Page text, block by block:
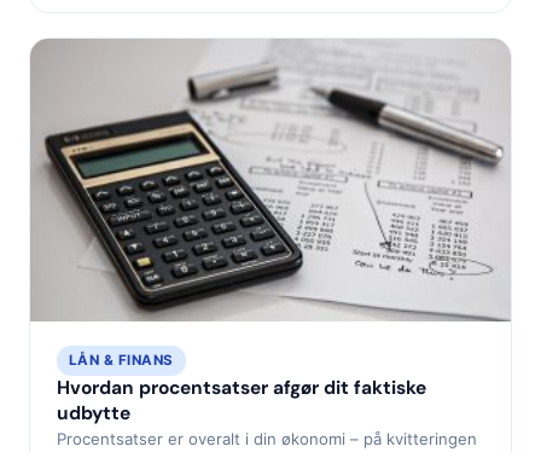
LÅN & FINANS
Hvordan procentsatser afgør dit faktiske
udbytte
Procentsatser er overalt i din økonomi – på kvitteringen